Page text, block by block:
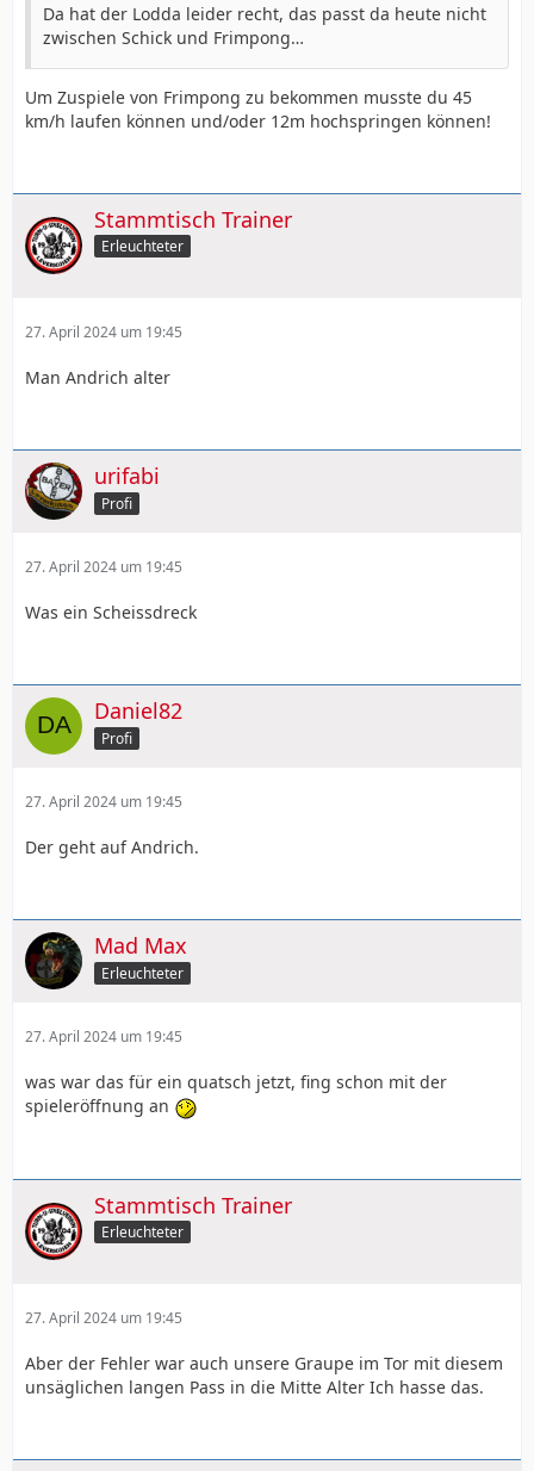
Da hat der Lodda leider recht, das passt da heute nicht
zwischen Schick und Frimpong…
Um Zuspiele von Frimpong zu bekommen musste du 45
km/h laufen können und/oder 12m hochspringen können!
Stammtisch Trainer
Erleuchteter
27. April 2024 um 19:45
Man Andrich alter
urifabi
Profi
27. April 2024 um 19:45
Was ein Scheissdreck
Daniel82
Profi
27. April 2024 um 19:45
Der geht auf Andrich.
Mad Max
Erleuchteter
27. April 2024 um 19:45
was war das für ein quatsch jetzt, fing schon mit der
spieleröffnung an
Stammtisch Trainer
Erleuchteter
27. April 2024 um 19:45
Aber der Fehler war auch unsere Graupe im Tor mit diesem
unsäglichen langen Pass in die Mitte Alter Ich hasse das.